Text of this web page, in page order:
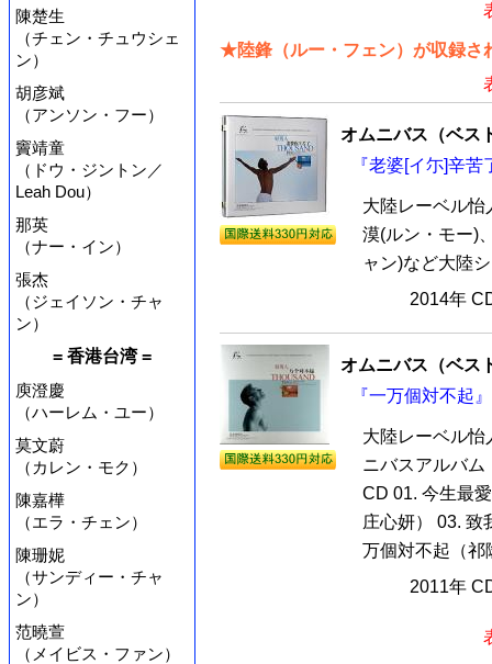
陳楚生
（チェン・チュウシェ
ン）
胡彦斌
（アンソン・フー）
竇靖童
（ドウ・ジントン／
Leah Dou）
那英
（ナー・イン）
張杰
（ジェイソン・チャ
ン）
= 香港台湾 =
庾澄慶
（ハーレム・ユー）
莫文蔚
（カレン・モク）
陳嘉樺
（エラ・チェン）
陳珊妮
（サンディー・チャ
ン）
范曉萱
（メイビス・ファン）
★陸鋒（ルー・フェン）が収録さ
オムニバス（ベス
『老婆[イ尓]辛
大陸レーベル怡
漠(ルン・モー)
ャン)など大陸
2014年
オムニバス（ベス
『一万個対不起
大陸レーベル怡
ニバスアルバ
CD 01. 今生最
庄心妍） 03. 致
万個対不起（祁
2011年